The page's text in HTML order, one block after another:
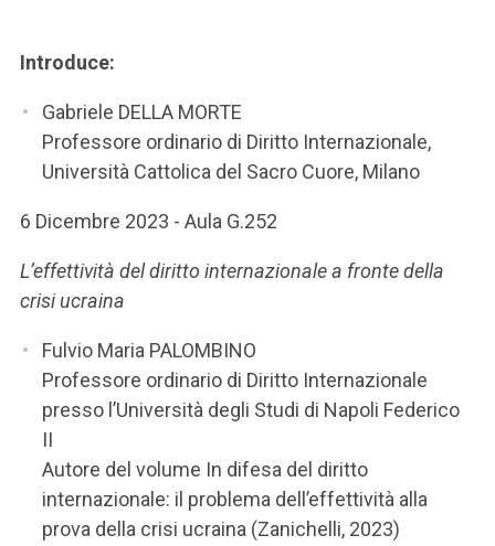
SEI UN DOCENTE O UN MEMBRO DELLO STAFF
ACCEDI A CLOUDMAIL
Introduce:
Gabriele DELLA MORTE
Professore ordinario di Diritto Internazionale,
Università Cattolica del Sacro Cuore, Milano
6 Dicembre 2023 - Aula G.252
L’effettività del diritto internazionale a fronte della
crisi ucraina
Fulvio Maria PALOMBINO
Professore ordinario di Diritto Internazionale
presso l’Università degli Studi di Napoli Federico
II
Autore del volume In difesa del diritto
internazionale: il problema dell’effettività alla
prova della crisi ucraina (Zanichelli, 2023)